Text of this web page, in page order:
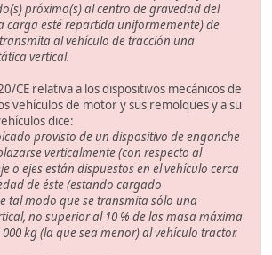
próximo(s) al centro de gravedad del
carga esté repartida uniformemente) de
al vehículo de tracción una
vertical.
CE relativa a los dispositivos mecánicos de
vehículos de motor y sus remolques y a su
dice:
provisto de un dispositivo de enganche
verticalmente (con respecto al
o ejes están dispuestos en el vehículo cerca
de éste (estando cargado
tal modo que se transmita sólo una
no superior al 10 % de las masa máxima
kg (la que sea menor) al vehículo tractor.